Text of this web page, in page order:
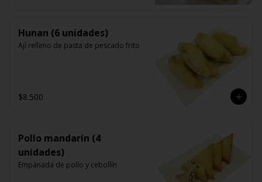
Hunan (6 unidades)
Ají relleno de pasta de pescado frito
$8.500
Pollo mandarín (4
unidades)
Empanada de pollo y cebollín